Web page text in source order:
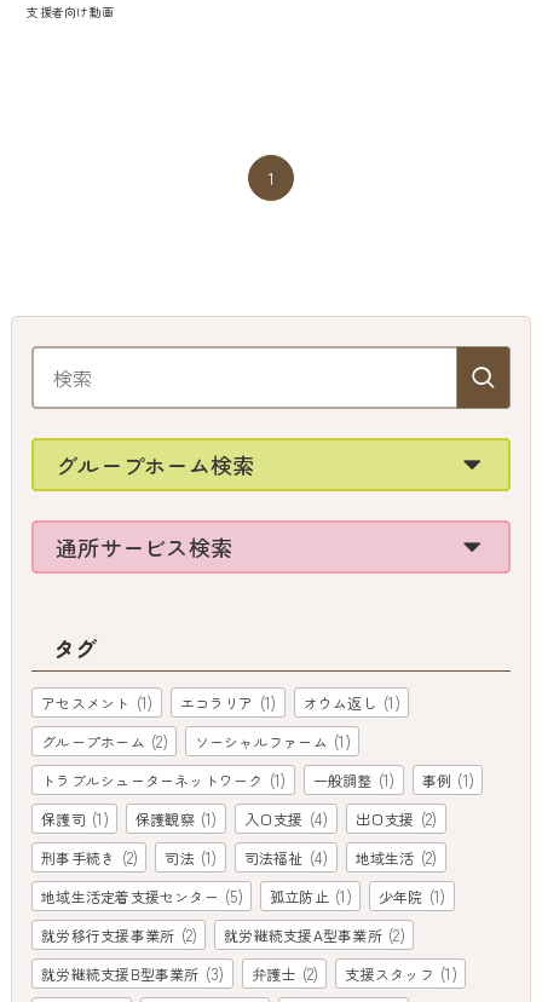
支援者向け動画
1
グループホーム検索
通所サービス検索
タグ
アセスメント (1) エコラリア (1) オウム返し (1)
グループホーム (2) ソーシャルファーム (1)
トラブルシューターネットワーク (1) 一般調整 (1) 事例 (1)
保護司 (1) 保護観察 (1) 入口支援 (4) 出口支援 (2)
刑事手続き (2) 司法 (1) 司法福祉 (4) 地域生活 (2)
地域生活定着支援センター (5) 孤立防止 (1) 少年院 (1)
就労移行支援事業所 (2) 就労継続支援A型事業所 (2)
就労継続支援B型事業所 (3) 弁護士 (2) 支援スタッフ (1)